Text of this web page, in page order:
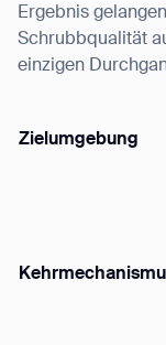
Ergebnis
Schrubbqualität
einzigen
Zielumgebung